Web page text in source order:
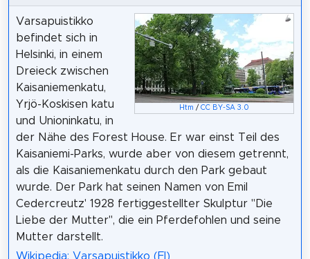
Htm /CC BY-SA 3.0
Varsapuistikko
befindet sich in
Helsinki, in einem
Dreieck zwischen
Kaisaniemenkatu,
Yrjö-Koskisen katu
und Unioninkatu, in
der Nähe des Forest House. Er war einst Teil des
Kaisaniemi-Parks, wurde aber von diesem getrennt,
als die Kaisaniemenkatu durch den Park gebaut
wurde. Der Park hat seinen Namen von Emil
Cedercreutz' 1928 fertiggestellter Skulptur "Die
Liebe der Mutter", die ein Pferdefohlen und seine
Mutter darstellt.
Wikipedia: Varsapuistikko (FI)